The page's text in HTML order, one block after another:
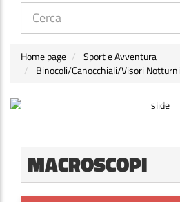
Home page
Sport e Avventura
Binocoli/Canocchiali/Visori Notturni
MACROSCOPI